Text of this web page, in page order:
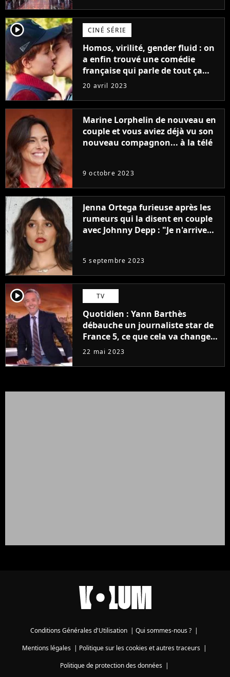
player2 CINÉ SÉRIE
Homos, virilité, gender fluid : on
a enfin trouvé une comédie
française qui parle de tout ça
sans être super ringarde
20 avril 2023
Marine Lorphelin de nouveau en
couple et vous aviez déjà vu son
nouveau compagnon... à la télé
9 octobre 2023
Jenna Ortega furieuse après les
rumeurs qui la disent en couple
avec Johnny Depp : "Je n'arrive
5 septembre 2023
player2 TV
Quotidien : Yann Barthès
débauche un journaliste star de
France 5, ce que cela va changer
à la rentrée
22 mai 2023
Conditions Générales d'Utilisation | Qui sommes-nous ? |
Mentions légales| Politique sur les cookies et autres traceurs|
Politique de protection des données|